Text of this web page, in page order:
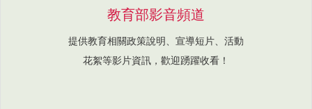
教育部影音頻道
提供教育相關政策說明、宣導短片、活動
花絮等影片資訊，歡迎踴躍收看！